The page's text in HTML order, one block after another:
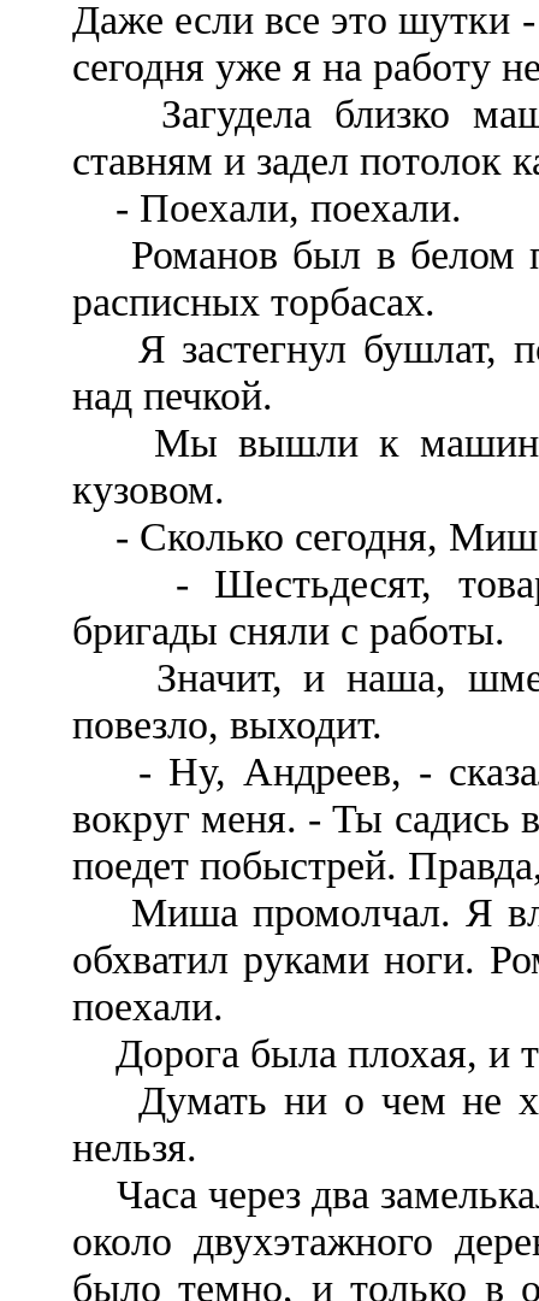
Даже если все это шутки
сегодня уже я на работу
Загудела близко
ставням и задел потолок
- Поехали, поехали.
Романов был в белом
расписных торбасах.
Я застегнул бушлат,
над печкой.
Мы вышли к машине.
кузовом.
- Сколько сегодня,
- Шестьдесят,
бригады сняли с работы.
Значит, и наша,
повезло, выходит.
- Ну, Андреев, -
вокруг меня. - Ты садись
поедет побыстрей.
Миша промолчал. Я
обхватил руками ноги.
поехали.
Дорога была плохая, и
Думать ни о чем не
нельзя.
Часа через два
около двухэтажного
было темно, и только в